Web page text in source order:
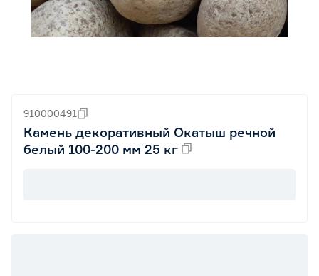
910000491
Камень декоративный Окатыш речной
белый 100-200 мм 25 кг